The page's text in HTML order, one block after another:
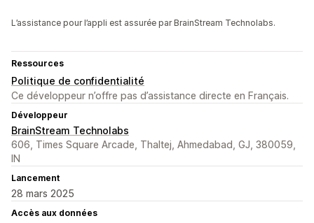
L’assistance pour l’appli est assurée par BrainStream Technolabs.
Ressources
Politique de confidentialité
Ce développeur n’offre pas d’assistance directe en Français.
Développeur
BrainStream Technolabs
606, Times Square Arcade, Thaltej, Ahmedabad, GJ, 380059,
IN
Lancement
28 mars 2025
Accès aux données